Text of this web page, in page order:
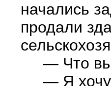
начались
продали
— Что вы
— Я хочу